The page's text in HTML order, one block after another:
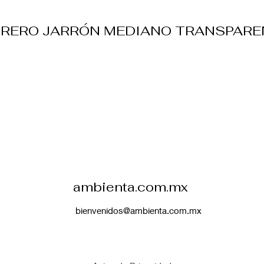
JARRÓN MEDIANO
ambienta.com.mx
bienvenidos@ambienta.com.mx